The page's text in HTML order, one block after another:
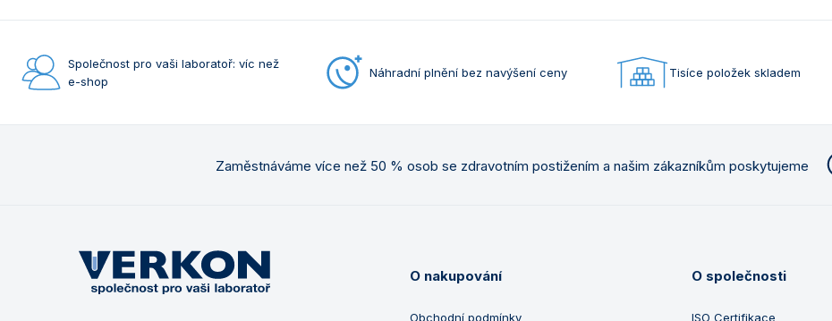
Společnost pro vaši laboratoř: víc než
e-shop
Náhradní plnění bez navýšení ceny Tisíce položek skladem
Zaměstnáváme více než 50 % osob se zdravotním postižením a našim zákazníkům poskytujeme
O nakupování
Obchodní podmínky
O společnosti
ISO Certifikace